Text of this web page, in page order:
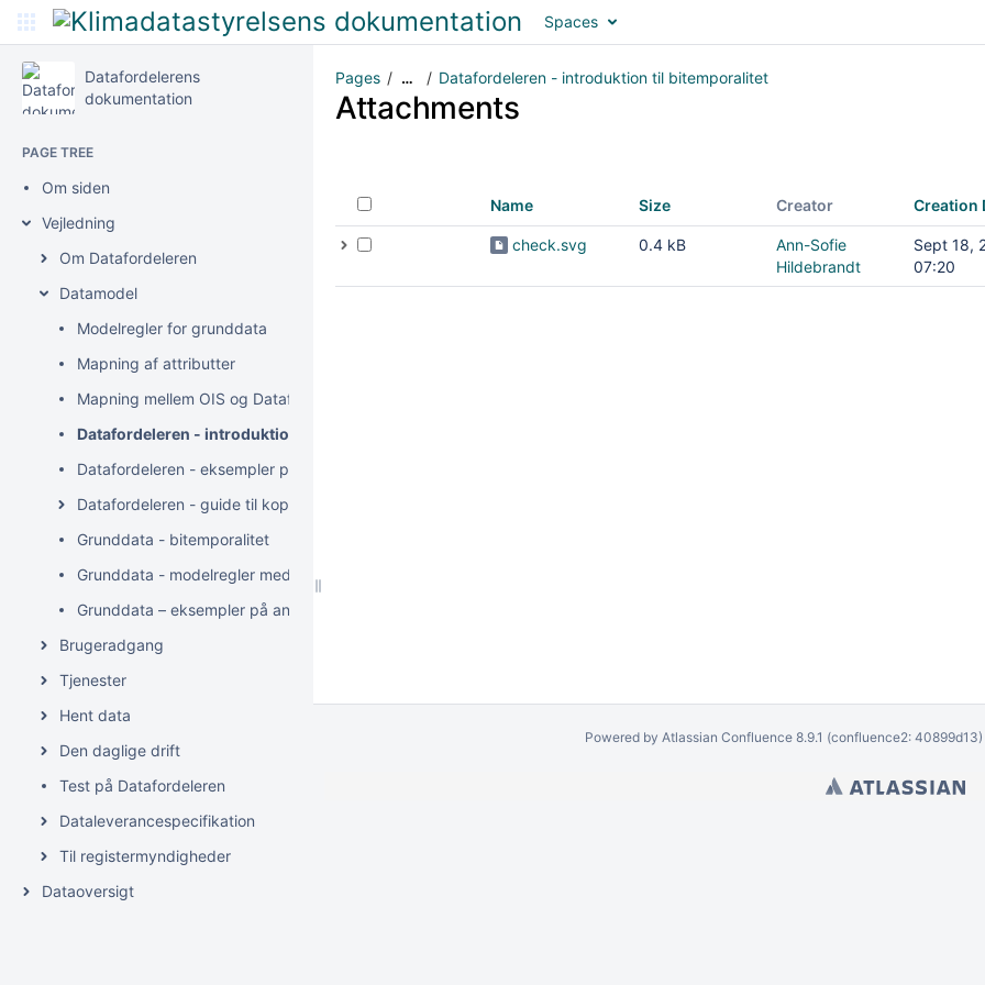
Spaces
Datafordelerens
dokumentation
PAGE TREE
Om siden
Vejledning
Om Datafordeleren
Datamodel
Modelregler for grunddata
Mapning af attributter
Mapning mellem OIS og Datafordeleren
Datafordeleren - introduktion til bitemporalitet
Datafordeleren - eksempler på anvendelse af bitemporalitet
Datafordeleren - guide til kopiregistre
Grunddata - bitemporalitet
Grunddata - modelregler med bitemporalitet
Grunddata – eksempler på anvendelse af bitemporalitet
Brugeradgang
Tjenester
Hent data
Den daglige drift
Test på Datafordeleren
Dataleverancespecifikation
Til registermyndigheder
Dataoversigt
Pages … Datafordeleren - introduktion til bitemporalitet
Attachments
Name Size Creator Creation
check.svg 0.4 kB
Ann-Sofie
Hildebrandt
Sept 18,
07:20
Powered by Atlassian Confluence 8.9.1 (confluence2: 40899d13)